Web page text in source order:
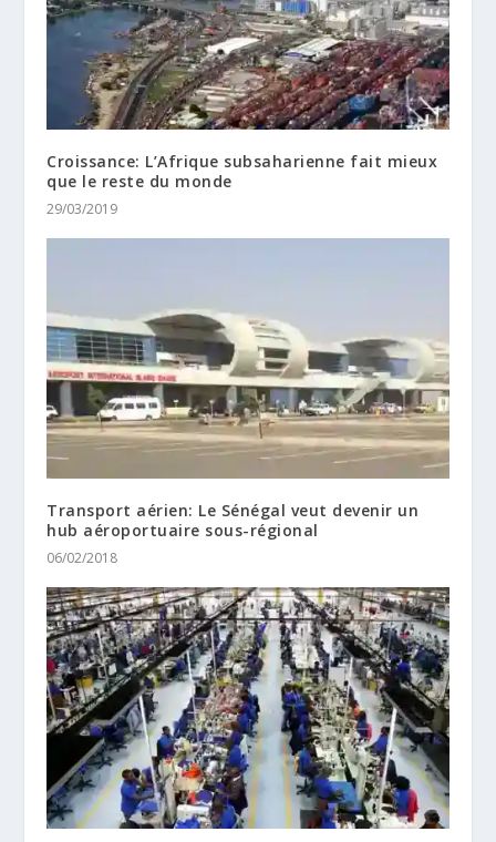
Croissance: L’Afrique subsaharienne fait mieux
que le reste du monde
29/03/2019
Transport aérien: Le Sénégal veut devenir un
hub aéroportuaire sous-régional
06/02/2018